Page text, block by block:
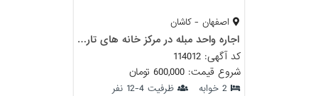
اصفهان - کاشان
اجاره واحد مبله در مرکز خانه های تاریخی کاشان
کد آگهی: 114012
شروع قیمت: 600,000 تومان
2 خوابه ظرفیت 4-12 نفر